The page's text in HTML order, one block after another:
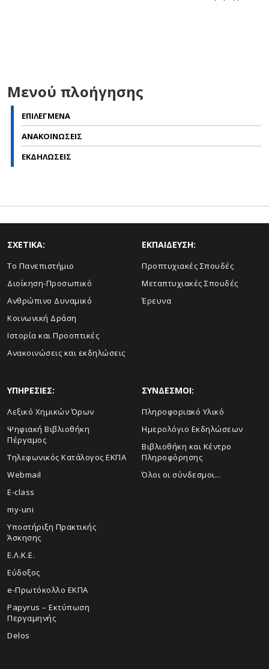
Μενού πλοήγησης
ΕΠΙΛΕΓΜΕΝΑ
ΑΝΑΚΟΙΝΩΣΕΙΣ
ΕΚΔΗΛΩΣΕΙΣ
ΣΧΕΤΙΚΑ:
Το Πανεπιστήμιο
Διοίκηση-Προσωπικό
Ανθρώπινο Δυναμικό
Κοινωνική Δράση
Ιστορία και Προοπτικές
Ανακοινώσεις και εκδηλώσεις
ΕΚΠΑΙΔΕΥΣΗ:
Προπτυχιακές Σπουδές
Μεταπτυχιακές Σπουδές
Έρευνα
ΥΠΗΡΕΣΙΕΣ:
Λεξικό Χημικών Όρων
Ψηφιακή Βιβλιοθήκη
Πέργαμος
Τηλεφωνικός Κατάλογος ΕΚΠΑ
Webmail
E-class
my-uni
Υποστήριξη Πρακτικής
Άσκησης
Ε.Λ.Κ.Ε.
Εύδοξος
e-Πρωτόκολλο ΕΚΠΑ
Papyrus – Εκτύπωση
Περγαμηνής
Delos
ΣΥΝΔΕΣΜΟΙ:
Πληροφοριακό Υλικό
Ημερολόγιο Εκδηλώσεων
Βιβλιοθήκη και Κέντρο
Πληροφόρησης
Όλοι οι σύνδεσμοι...